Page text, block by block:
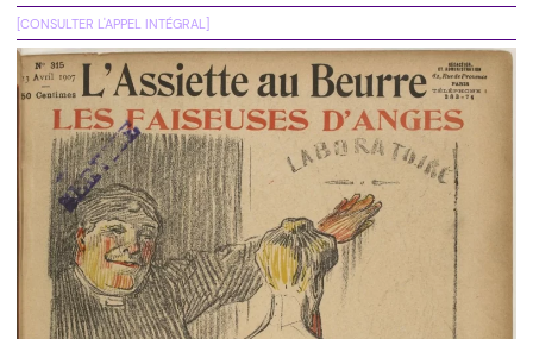
[CONSULTER L'APPEL INTÉGRAL]